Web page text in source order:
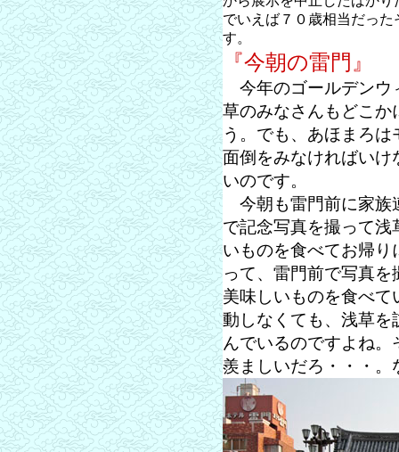
でいえば７０歳相当だっ
す。
『今朝の雷門』
今年のゴールデンウ
草のみなさんもどこか
う。でも、あほまろ
面倒をみなければいけ
いのです。
今朝も雷門前に家族
で記念写真を撮って浅
いものを食べてお帰り
って、雷門前で写真
美味しいものを食べ
動しなくても、浅草を
んでいるのですよね。
羨ましいだろ・・・。